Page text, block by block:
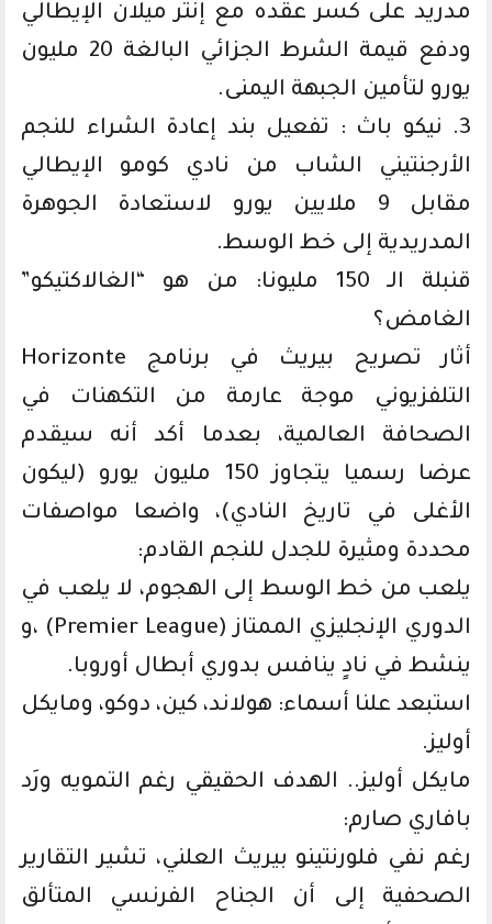
مدريد على كسر عقده مع إنتر ميلان الإيطالي
ودفع قيمة الشرط الجزائي البالغة 20 مليون
يورو لتأمين الجبهة اليمنى.
3. نيكو باث : تفعيل بند إعادة الشراء للنجم
الأرجنتيني الشاب من نادي كومو الإيطالي
مقابل 9 ملايين يورو لاستعادة الجوهرة
المدريدية إلى خط الوسط.
قنبلة الـ 150 مليونا: من هو “الغالاكتيكو”
الغامض؟
أثار تصريح بيريث في برنامج Horizonte
التلفزيوني موجة عارمة من التكهنات في
الصحافة العالمية، بعدما أكد أنه سيقدم
عرضا رسميا يتجاوز 150 مليون يورو (ليكون
الأغلى في تاريخ النادي)، واضعا مواصفات
محددة ومثيرة للجدل للنجم القادم:
يلعب من خط الوسط إلى الهجوم، لا يلعب في
الدوري الإنجليزي الممتاز (Premier League) ،و
ينشط في نادٍ ينافس بدوري أبطال أوروبا.
استبعد علنا أسماء: هولاند، كين، دوكو، ومايكل
أوليز.
مايكل أوليز.. الهدف الحقيقي رغم التمويه ورَد
بافاري صارم:
رغم نفي فلورنتينو بيريث العلني، تشير التقارير
الصحفية إلى أن الجناح الفرنسي المتألق